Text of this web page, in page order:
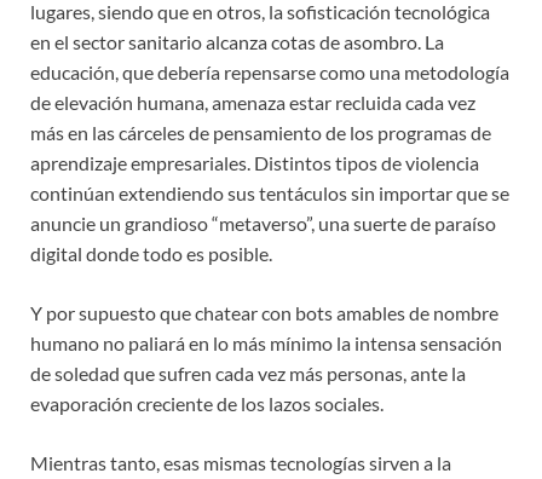
lugares, siendo que en otros, la sofisticación tecnológica
en el sector sanitario alcanza cotas de asombro. La
educación, que debería repensarse como una metodología
de elevación humana, amenaza estar recluida cada vez
más en las cárceles de pensamiento de los programas de
aprendizaje empresariales. Distintos tipos de violencia
continúan extendiendo sus tentáculos sin importar que se
anuncie un grandioso “metaverso”, una suerte de paraíso
digital donde todo es posible.
Y por supuesto que chatear con bots amables de nombre
humano no paliará en lo más mínimo la intensa sensación
de soledad que sufren cada vez más personas, ante la
evaporación creciente de los lazos sociales.
Mientras tanto, esas mismas tecnologías sirven a la